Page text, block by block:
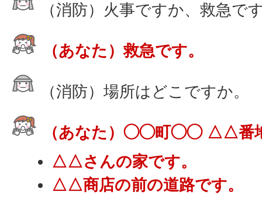
（消防）火事ですか、救急で
（あなた）救急です。
（消防）場所はどこですか。
（あなた）◯◯町◯◯ △△番
△△さんの家です。
△△商店の前の道路です。